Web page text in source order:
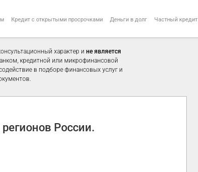
Кредит с открытыми просрочками Деньги в долг Частный кредит
характер и не является
кредитной или микрофинансовой
в подборе финансовых услуг и
России.